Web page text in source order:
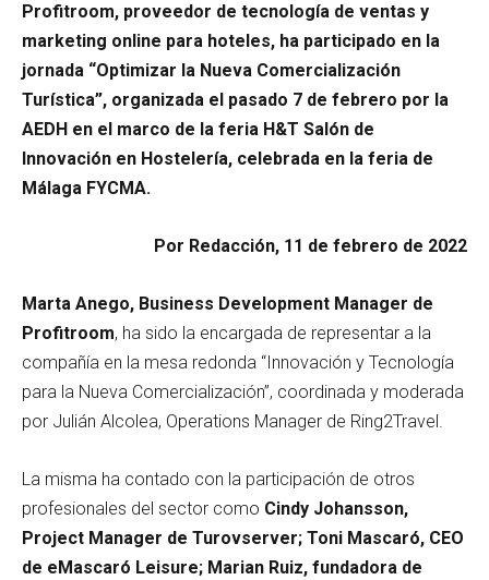
Profitroom, proveedor de tecnología de ventas y
marketing online para hoteles, ha participado en la
jornada “Optimizar la Nueva Comercialización
Turística”, organizada el pasado 7 de febrero por la
AEDH en el marco de la feria H&T Salón de
Innovación en Hostelería, celebrada en la feria de
Málaga FYCMA.
Por Redacción, 11 de febrero de 2022
Marta Anego, Business Development Manager de
Profitroom, ha sido la encargada de representar a la
compañía en la mesa redonda “Innovación y Tecnología
para la Nueva Comercialización”, coordinada y moderada
por Julián Alcolea, Operations Manager de Ring2Travel.
La misma ha contado con la participación de otros
profesionales del sector como Cindy Johansson,
Project Manager de Turovserver; Toni Mascaró, CEO
de eMascaró Leisure; Marian Ruiz, fundadora de